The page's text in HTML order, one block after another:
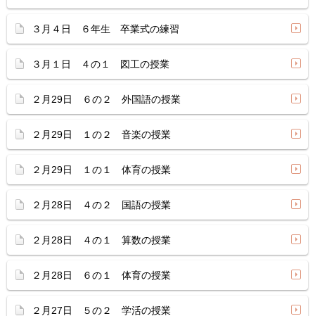
３月４日 ６年生 卒業式の練習
３月１日 ４の１ 図工の授業
２月29日 ６の２ 外国語の授業
２月29日 １の２ 音楽の授業
２月29日 １の１ 体育の授業
２月28日 ４の２ 国語の授業
２月28日 ４の１ 算数の授業
２月28日 ６の１ 体育の授業
２月27日 ５の２ 学活の授業